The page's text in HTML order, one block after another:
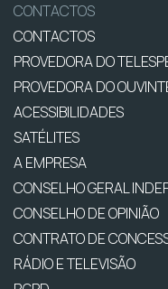
CONTACTOS
CONTACTOS
PROVEDORA DO
PROVEDORA DO
ACESSIBILIDADES
SATÉLITES
A EMPRESA
CONSELHO GERAL
CONSELHO DE OPINIÃO
CONTRATO DE
RÁDIO E TELEVISÃO